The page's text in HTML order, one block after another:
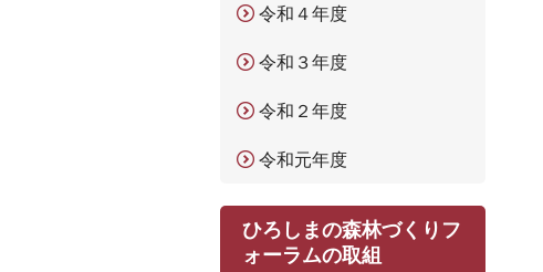
令和４年度
令和３年度
令和２年度
令和元年度
ひろしまの森林づくりフ
ォーラムの取組